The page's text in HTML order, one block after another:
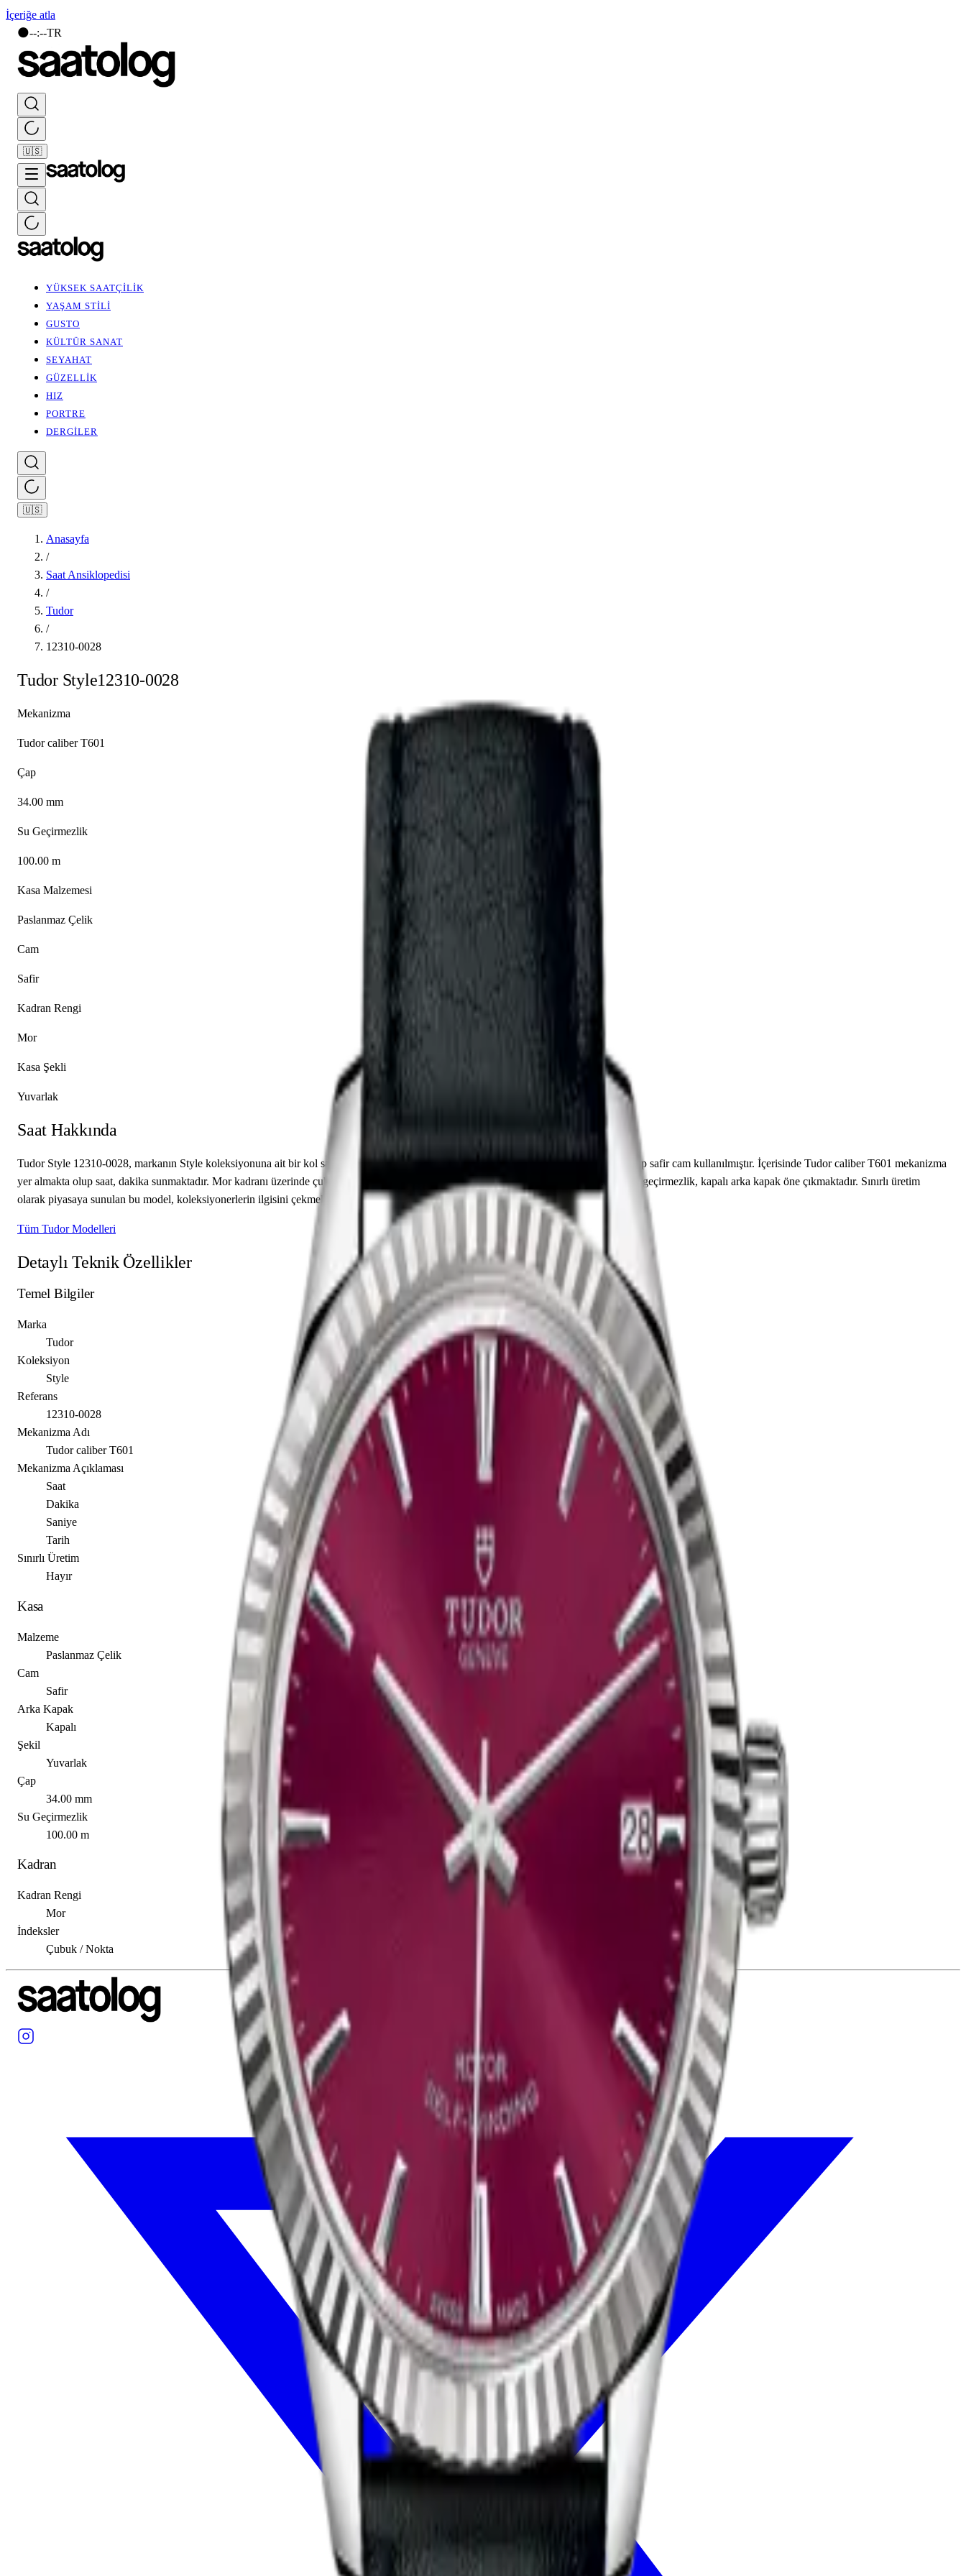
İçeriğe atla
🌑--:--TR
🇺🇸
YÜKSEK SAATÇİLİK
YAŞAM STİLİ
GUSTO
KÜLTÜR SANAT
SEYAHAT
GÜZELLİK
HIZ
PORTRE
DERGİLER
🇺🇸
Anasayfa
/
Saat Ansiklopedisi
/
Tudor
/
12310-0028
Tudor Style12310-0028
Mekanizma
Tudor caliber T601
Çap
34.00 mm
Su Geçirmezlik
100.00 m
Kasa Malzemesi
Paslanmaz Çelik
Cam
Safir
Kadran Rengi
Mor
Kasa Şekli
Yuvarlak
Saat Hakkında
Tudor Style 12310-0028, markanın Style koleksiyonuna ait bir kol saati modelidir. Saatin paslanmaz çelik kasası 34.00 mm çapa sahip olup safir cam kullanılmıştır. İçerisinde Tudor caliber T601 mekanizma
yer almakta olup saat, dakika sunmaktadır. Mor kadranı üzerinde çubuk / nokta indeksler yer almaktadır. Teknik detaylarında 100.00 m su geçirmezlik, kapalı arka kapak öne çıkmaktadır. Sınırlı üretim
olarak piyasaya sunulan bu model, koleksiyonerlerin ilgisini çekmektedir.
Tüm Tudor Modelleri
Detaylı Teknik Özellikler
Temel Bilgiler
Marka
Tudor
Koleksiyon
Style
Referans
12310-0028
Mekanizma Adı
Tudor caliber T601
Mekanizma Açıklaması
Saat
Dakika
Saniye
Tarih
Sınırlı Üretim
Hayır
Kasa
Malzeme
Paslanmaz Çelik
Cam
Safir
Arka Kapak
Kapalı
Şekil
Yuvarlak
Çap
34.00 mm
Su Geçirmezlik
100.00 m
Kadran
Kadran Rengi
Mor
İndeksler
Çubuk / Nokta